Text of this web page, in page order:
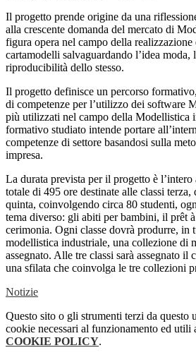
Il progetto prende origine da una
alla crescente domanda del mercato di
figura opera nel campo della realizzazione
cartamodelli salvaguardando l’idea moda,
riproducibilità dello stesso.
Il progetto definisce un percorso
di competenze per l’utilizzo dei software
più utilizzati nel campo della Modellistica
formativo studiato intende portare
competenze di settore basandosi sulla
impresa.
La durata prevista per il progetto è l’intero
totale di 495 ore destinate alle classi terza,
quinta, coinvolgendo circa 80 studenti,
tema diverso: gli abiti per bambini, il prêt
cerimonia. Ogni classe dovrà produrre, in
modellistica industriale, una collezione di
assegnato. Alle tre classi sarà assegnato il
una sfilata che coinvolga le tre collezioni
Notizie
Questo sito o gli strumenti terzi da questo
cookie necessari al funzionamento ed
COOKIE POLICY.